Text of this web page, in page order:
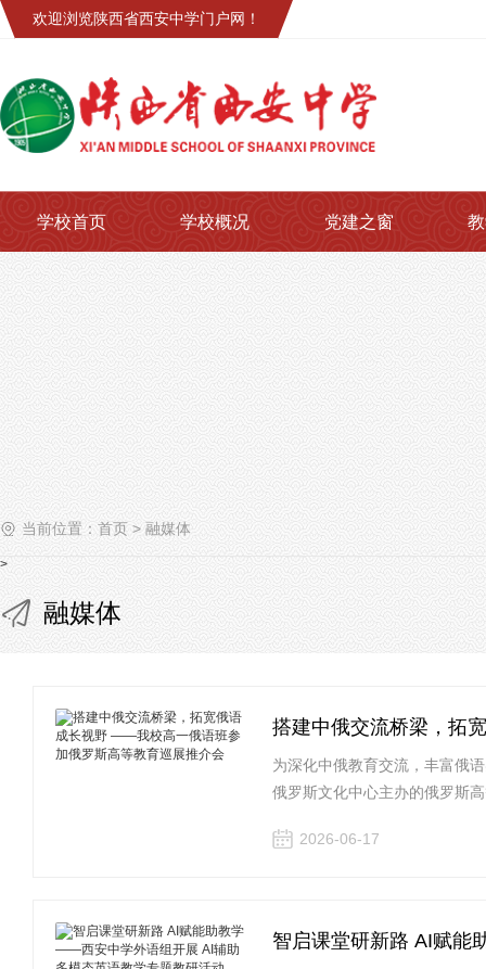
欢迎浏览陕西省西安中学门户网！
学校首页 学校概况 党建之窗
当前位置： 首页 > 融媒体
>
融媒体
搭建中俄交流桥梁，拓
为深化中俄教育交流，丰富俄
俄罗斯文化中心主办的俄罗斯
2026-06-17
智启课堂研新路 AI赋能